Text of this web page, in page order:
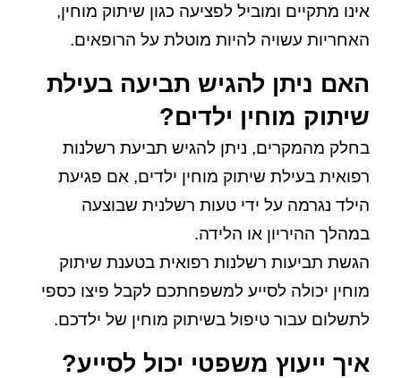
אינו מתקיים ומוביל לפציעה כגון שיתוק מוחין,
האחריות עשויה להיות מוטלת על הרופאים.
האם ניתן להגיש תביעה בעילת
שיתוק מוחין ילדים?
בחלק מהמקרים, ניתן להגיש תביעת רשלנות
רפואית בעילת שיתוק מוחין ילדים, אם פגיעת
הילד נגרמה על ידי טעות רשלנית שבוצעה
במהלך ההיריון או הלידה.
הגשת תביעות רשלנות רפואית בטענת שיתוק
מוחין יכולה לסייע למשפחתכם לקבל פיצו כספי
לתשלום עבור טיפול בשיתוק מוחין של ילדכם.
איך ייעוץ משפטי יכול לסייע?